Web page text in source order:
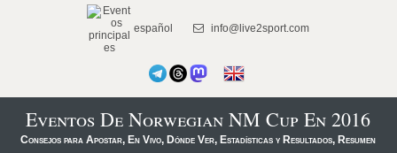
español info@live2sport.com
Eventos De Norwegian NM Cup En 2016
Consejos para Apostar, En Vivo, Dónde Ver, Estadísticas y Resultados, Resumen